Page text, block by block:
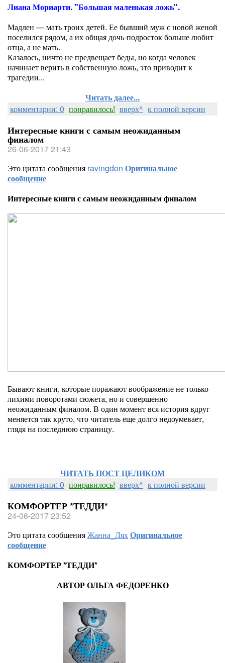
Лиана Мориарти. "Большая маленькая ложь".
Мадлен — мать троих детей. Ее бывший муж с новой женой
поселился рядом, а их общая дочь-подросток больше любит
отца, а не мать.
Казалось, ничто не предвещает беды, но когда человек
начинает верить в собственную ложь, это приводит к
трагедии...
Читать далее...
комментарии: 0 понравилось! вверх^ к полной версии
Интересные книги с самым неожиданным
финалом
26-06-2017 21:43
Это цитата сообщения ravingdon Оригинальное
сообщение
Интересные книги с самым неожиданным финалом
Бывают книги, которые поражают воображение не только
лихими поворотами сюжета, но и совершенно
неожиданным финалом. В один момент вся история вдруг
меняется так круто, что читатель еще долго недоумевает,
глядя на последнюю страницу.
ЧИТАТЬ ПОСТ ЦЕЛИКОМ
комментарии: 0 понравилось! вверх^ к полной версии
КОМФОРТЕР *ТЕДДИ*
24-06-2017 23:52
Это цитата сообщенияЖанна_ЛяхОригинальное
сообщение
КОМФОРТЕР *ТЕДДИ*
АВТОР ОЛЬГА ФЕДОРЕНКО